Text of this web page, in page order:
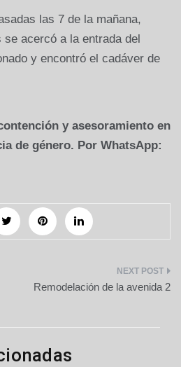
las 7 de la mañana,
acercó a la entrada del
y encontró el cadáver de
y asesoramiento en
de género. Por WhatsApp:
Remodelación de la avenida 2